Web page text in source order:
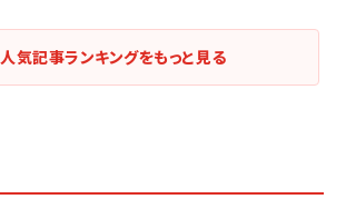
人気記事ランキングをもっと見る